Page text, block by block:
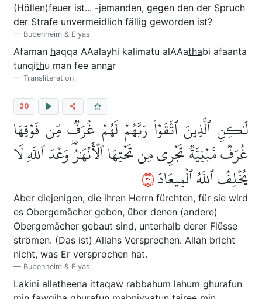
(Höllen)feuer ist... -jemanden, gegen den der Spruch
der Strafe unvermeidlich fällig geworden ist?
Bubenheim & Elyas
Afaman haqqa AAalayhi kalimatu alAAathabi afaanta
tunqithu man fee annar
Transliteration
20
لَٰكِنِ ٱلَّذِينَ ٱتَّقَوۡاْ رَبَّهُمۡ لَهُمۡ غُرَفٞ مِّن فَوۡقِهَا
غُرَفٞ مَّبۡنِيَّةٞ تَجۡرِي مِن تَحۡتِهَا ٱلۡأَنۡهَٰرُۖ وَعۡدَ ٱللَّهِ لَا
يُخۡلِفُ ٱللَّهُ ٱلۡمِيعَادَ٠٢
Aber diejenigen, die ihren Herrn fürchten, für sie wird
es Obergemächer geben, über denen (andere)
Obergemächer gebaut sind, unterhalb derer Flüsse
strömen. (Das ist) Allahs Versprechen. Allah bricht
nicht, was Er versprochen hat.
Bubenheim & Elyas
Lakini allatheena ittaqaw rabbahum lahum ghurafun